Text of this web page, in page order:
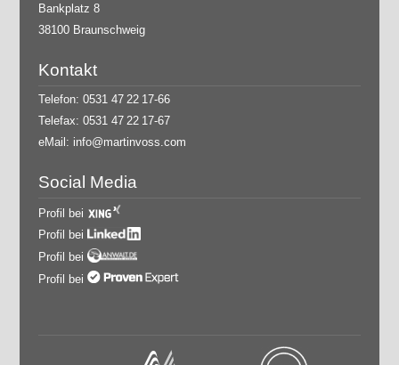
Bankplatz 8
38100 Braunschweig
Kontakt
Telefon: 0531 47 22 17-66
Telefax: 0531 47 22 17-67
eMail: info@martinvoss.com
Social Media
Profil bei
Profil bei
Profil bei
Profil bei